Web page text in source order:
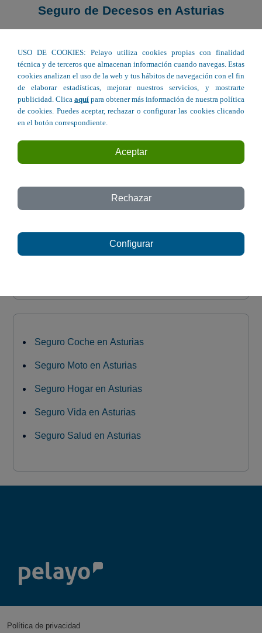
Seguro de Decesos en Asturias
Av. del Llano 22 - Gijón
C/ Fernando Villamil 8 - Oviedo
Avda. Argentina 62 - Gijón
C/ Manuel González Vigil, 31 - El Entrego
C/ Ezcurdia 141 - Gijón
Seguro Coche en Asturias
Seguro Moto en Asturias
Seguro Hogar en Asturias
Seguro Vida en Asturias
Seguro Salud en Asturias
Política de privacidad
USO DE COOKIES: Pelayo utiliza cookies propias con finalidad
técnica y de terceros que almacenan información cuando navegas. Estas
cookies analizan el uso de la web y tus hábitos de navegación con el fin
de elaborar estadísticas, mejorar nuestros servicios, y mostrarte
publicidad. Clica aquí para obtener más información de nuestra política
de cookies. Puedes aceptar, rechazar o configurar las cookies clicando
en el botón correspondiente.
Aceptar
Rechazar
Configurar